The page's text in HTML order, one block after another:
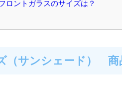
ロントガラスのサイズは？
（サンシェード） 商